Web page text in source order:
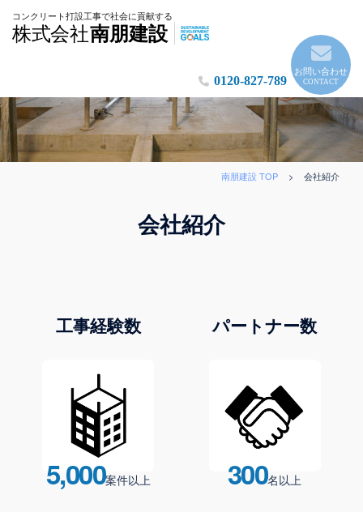
信
の
南
朋
コンクリート打設工事で社会に貢献する
株式会社南朋建設
0120-827-789
お問い合わせ
CONTACT
南朋建設 TOP > 会社紹介
会社紹介
工事経験数
5,000案件以上
パートナー数
300名以上